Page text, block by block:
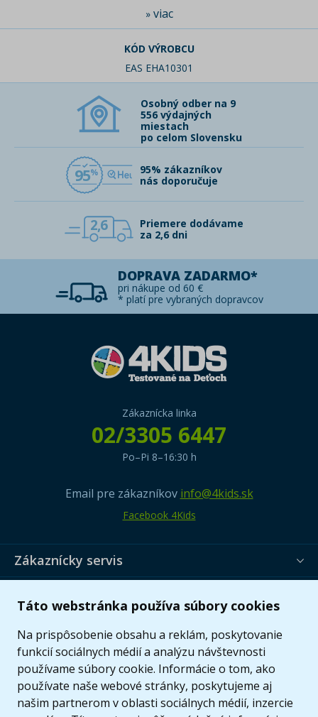
Táto webstránka používa súbory cookies
Na prispôsobenie obsahu a reklám, poskytovanie
funkcií sociálnych médií a analýzu návštevnosti
používame súbory cookie. Informácie o tom, ako
používate naše webové stránky, poskytujeme aj
našim partnerom v oblasti sociálnych médií, inzercie
» viac
KÓD VÝROBCU
EAS EHA10301
Osobný odber na 9
556 výdajných
miestach
po celom Slovensku
95
95% zákazníkov
nás doporučuje
2,6
Priemere dodávame
za 2,6 dni
DOPRAVA ZADARMO*
pri nákupe od 60 €
* platí pre vybraných dopravcov
Zákaznícka linka
02/3305 6447
Po–Pi 8–16:30 h
Email pre zákazníkov info@4kids.sk
Facebook 4Kids
Zákaznícky servis